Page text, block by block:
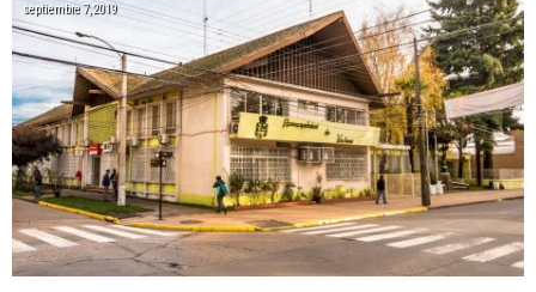
septiembre 7, 2019